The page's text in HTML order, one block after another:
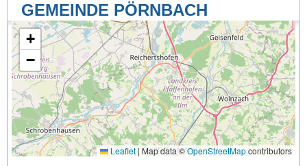
GEMEINDE PÖRNBACH
+
−
Leaflet | Map data ©OpenStreetMapcontributors